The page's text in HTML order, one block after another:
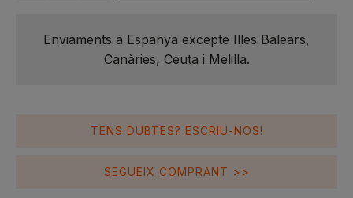
Hoja
4L
Enviaments a Espanya excepte Illes Balears,
Canàries, Ceuta i Melilla.
TENS DUBTES? ESCRIU-NOS!
SEGUEIX COMPRANT >>